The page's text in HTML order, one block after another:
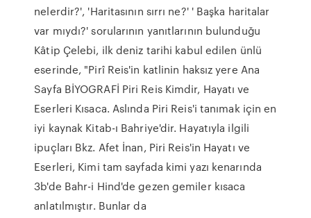
nelerdir?', 'Haritasının sırrı ne?' ' Başka haritalar
var mıydı?' sorularının yanıtlarının bulunduğu
Kâtip Çelebi, ilk deniz tarihi kabul edilen ünlü
eserinde, "Pirî Reis'in katlinin haksız yere Ana
Sayfa BİYOGRAFİ Piri Reis Kimdir, Hayatı ve
Eserleri Kısaca. Aslında Piri Reis'i tanımak için en
iyi kaynak Kitab-ı Bahriye'dir. Hayatıyla ilgili
ipuçları Bkz. Afet İnan, Piri Reis'in Hayatı ve
Eserleri, Kimi tam sayfada kimi yazı kenarında
3b'de Bahr-i Hind'de gezen gemiler kısaca
anlatılmıştır. Bunlar da